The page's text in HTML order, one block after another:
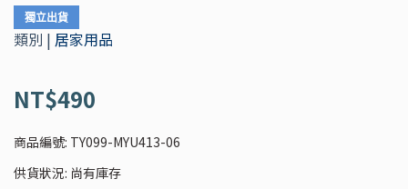
獨立出貨
類別 | 居家用品
NT$490
商品編號: TY099-MYU413-06
供貨狀況: 尚有庫存